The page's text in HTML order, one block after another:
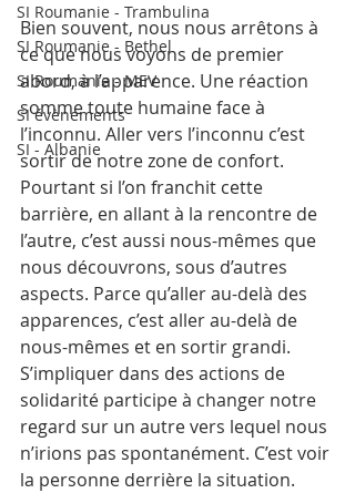
SI Roumanie - Trambulina
SI Roumanie - Bethel
SI Roumanie - MEV
SI évènements
SI - Albanie
Bien souvent, nous nous arrêtons à
ce que nous voyons de premier
abord, à l’apparence. Une réaction
somme toute humaine face à
l’inconnu. Aller vers l’inconnu c’est
sortir de notre zone de confort.
Pourtant si l’on franchit cette
barrière, en allant à la rencontre de
l’autre, c’est aussi nous-mêmes que
nous découvrons, sous d’autres
aspects. Parce qu’aller au-delà des
apparences, c’est aller au-delà de
nous-mêmes et en sortir grandi.
S’impliquer dans des actions de
solidarité participe à changer notre
regard sur un autre vers lequel nous
n’irions pas spontanément. C’est voir
la personne derrière la situation.